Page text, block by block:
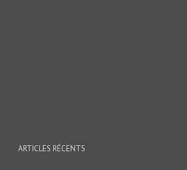
ARTICLES RÉCENTS